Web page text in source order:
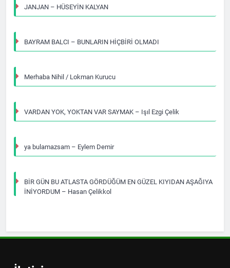
JANJAN – HÜSEYİN KALYAN
BAYRAM BALCI – BUNLARIN HİÇBİRİ OLMADI
Merhaba Nihil / Lokman Kurucu
VARDAN YOK, YOKTAN VAR SAYMAK – Işıl Ezgi Çelik
ya bulamazsam – Eylem Demir
BİR GÜN BU ATLASTA GÖRDÜĞÜM EN GÜZEL KIYIDAN AŞAĞIYA
İNİYORDUM – Hasan Çelikkol